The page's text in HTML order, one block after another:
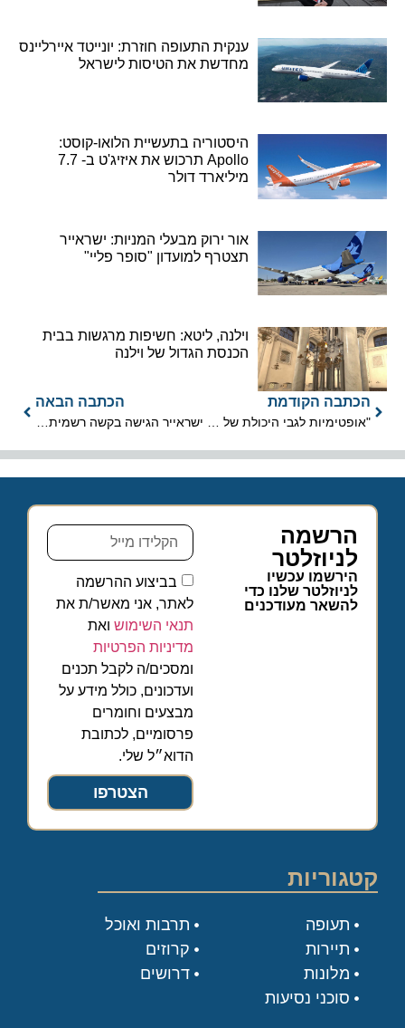
ענקית התעופה חוזרת: יונייטד איירליינס
מחדשת את הטיסות לישראל
היסטוריה בתעשיית הלואו-קוסט:
Apollo תרכוש את איזיג'ט ב- 7.7
מיליארד דולר
אור ירוק מבעלי המניות: ישראייר
תצטרף למועדון "סופר פליי"
וילנה, ליטא: חשיפות מרגשות בבית
הכנסת הגדול של וילנה
הכתבה הקודמת
"אופטימיות לגבי היכולת של תעשיית המלונאות בישראל להתאושש"
הכתבה הבאה
ישראייר הגישה בקשה רשמית להפעיל טיסות לדובאי
הרשמה
לניוזלטר
הירשמו עכשיו
לניוזלטר שלנו כדי
להשאר מעודכנים
בביצוע ההרשמה
לאתר, אני מאשר/ת את
תנאי השימוש ואת
מדיניות הפרטיות
ומסכים/ה לקבל תכנים
ועדכונים, כולל מידע על
מבצעים וחומרים
פרסומיים, לכתובת
הדוא״ל שלי.
הצטרפו
קטגוריות
תעופה
תיירות
מלונות
סוכני נסיעות
תרבות ואוכל
קרוזים
דרושים